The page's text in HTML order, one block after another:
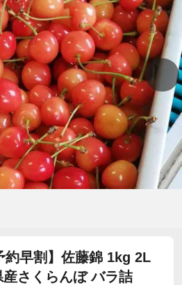
約早割】佐藤錦 1kg 2L
さくらんぼ バラ詰